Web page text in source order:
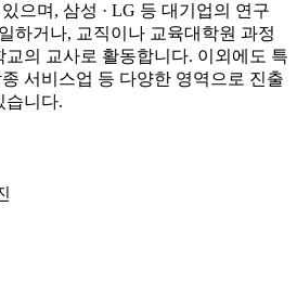
으며, 삼성 · LG 등 대기업의 연구
하거나, 교직이나 교육대학원 과정
의 교사로 활동합니다. 이외에도 특
서비스업 등 다양한 영역으로 진출
습니다.